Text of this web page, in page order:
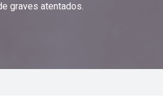
graves atentados.